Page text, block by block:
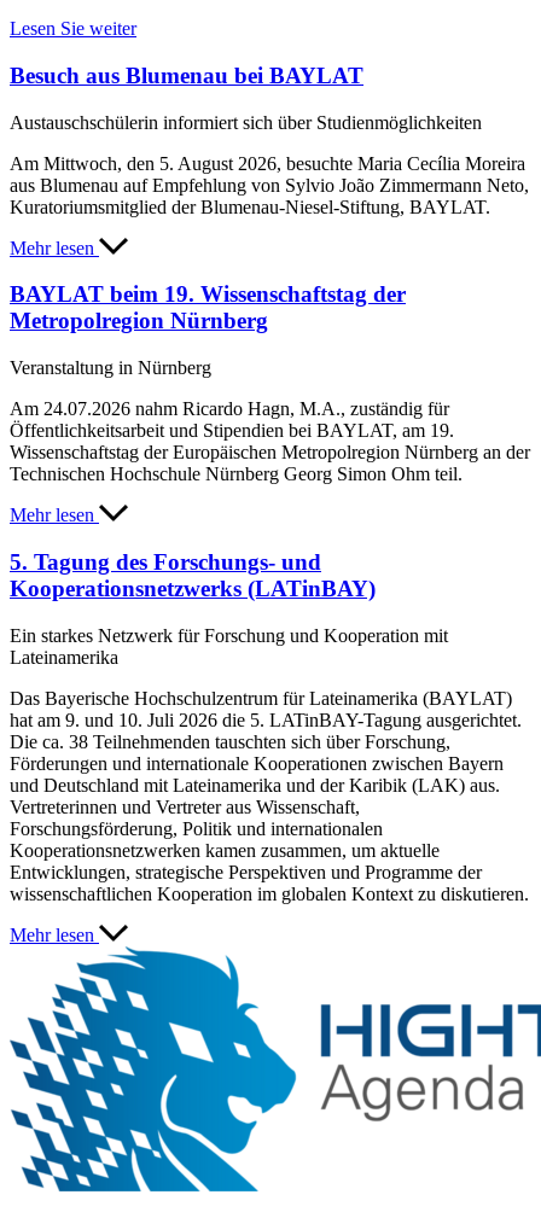
Lesen Sie weiter
Besuch aus Blumenau bei BAYLAT
Austauschschülerin informiert sich über Studienmöglichkeiten
Am Mittwoch, den 5. August 2026, besuchte Maria Cecília Moreira
aus Blumenau auf Empfehlung von Sylvio João Zimmermann Neto,
Kuratoriumsmitglied der Blumenau-Niesel-Stiftung, BAYLAT.
Mehr lesen
BAYLAT beim 19. Wissenschaftstag der
Metropolregion Nürnberg
Veranstaltung in Nürnberg
Am 24.07.2026 nahm Ricardo Hagn, M.A., zuständig für
Öffentlichkeitsarbeit und Stipendien bei BAYLAT, am 19.
Wissenschaftstag der Europäischen Metropolregion Nürnberg an der
Technischen Hochschule Nürnberg Georg Simon Ohm teil.
Mehr lesen
5. Tagung des Forschungs- und
Kooperationsnetzwerks (LATinBAY)
Ein starkes Netzwerk für Forschung und Kooperation mit
Lateinamerika
Das Bayerische Hochschulzentrum für Lateinamerika (BAYLAT)
hat am 9. und 10. Juli 2026 die 5. LATinBAY-Tagung ausgerichtet.
Die ca. 38 Teilnehmenden tauschten sich über Forschung,
Förderungen und internationale Kooperationen zwischen Bayern
und Deutschland mit Lateinamerika und der Karibik (LAK) aus.
Vertreterinnen und Vertreter aus Wissenschaft,
Forschungsförderung, Politik und internationalen
Kooperationsnetzwerken kamen zusammen, um aktuelle
Entwicklungen, strategische Perspektiven und Programme der
wissenschaftlichen Kooperation im globalen Kontext zu diskutieren.
Mehr lesen